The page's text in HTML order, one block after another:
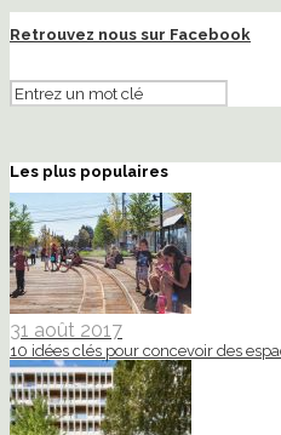
Retrouvez nous sur Facebook
Les plus populaires
31 août 2017
10 idées clés pour concevoir des